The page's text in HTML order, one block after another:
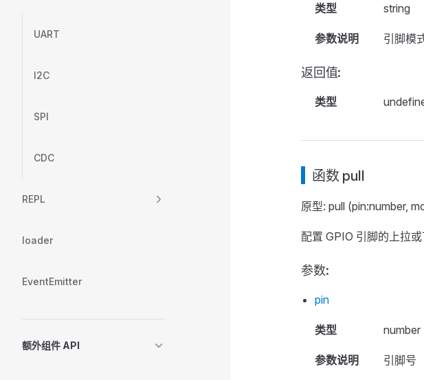
UART
I2C
SPI
CDC
REPL
loader
EventEmitter
额外组件 API
类型 string
参数说明 引脚模
返回值:
类型
函数 pull
原型: pull (pin:number,
配置 GPIO 引脚的上拉或
参数:
pin
类型 number
参数说明 引脚号